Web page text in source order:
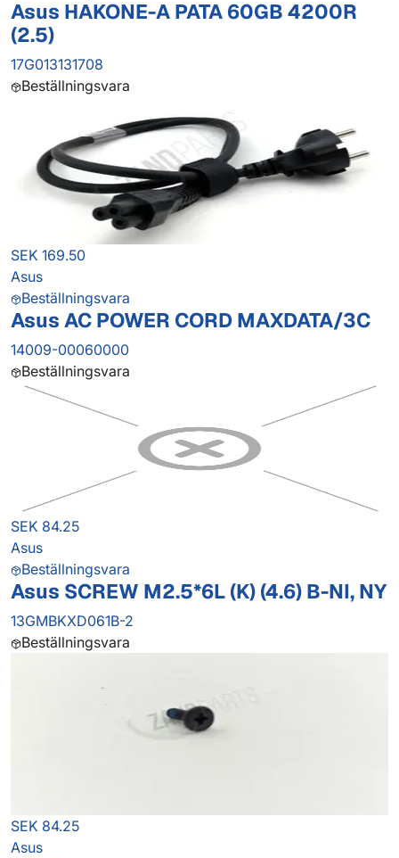
Asus HAKONE-A PATA 60GB 4200R
(2.5)
17G013131708
Beställningsvara
SEK 169.50
Asus
Beställningsvara
Asus AC POWER CORD MAXDATA/3C
14009-00060000
Beställningsvara
SEK 84.25
Asus
Beställningsvara
Asus SCREW M2.5*6L (K) (4.6) B-NI, NY
13GMBKXD061B-2
Beställningsvara
SEK 84.25
Asus